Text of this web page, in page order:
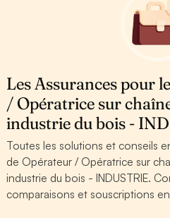
Les Assurances pour
/ Opératrice sur
industrie du bois -
Toutes les solutions et conseils
de Opérateur / Opératrice sur
industrie du bois - INDUSTRIE.
comparaisons et souscriptions